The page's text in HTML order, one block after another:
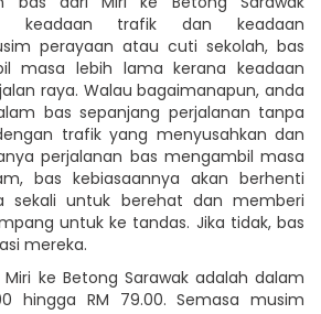
keadaan trafik dan keadaan
perayaan atau cuti sekolah, bas
masa lebih lama kerana keadaan
raya. Walau bagaimanapun, anda
bas sepanjang perjalanan tanpa
trafik yang menyusahkan dan
perjalanan bas mengambil masa
bas kebiasaannya akan berhenti
sekali untuk berehat dan memberi
untuk ke tandas. Jika tidak, bas
mereka.
ke Betong Sarawak adalah dalam
hingga RM 79.00. Semasa musim